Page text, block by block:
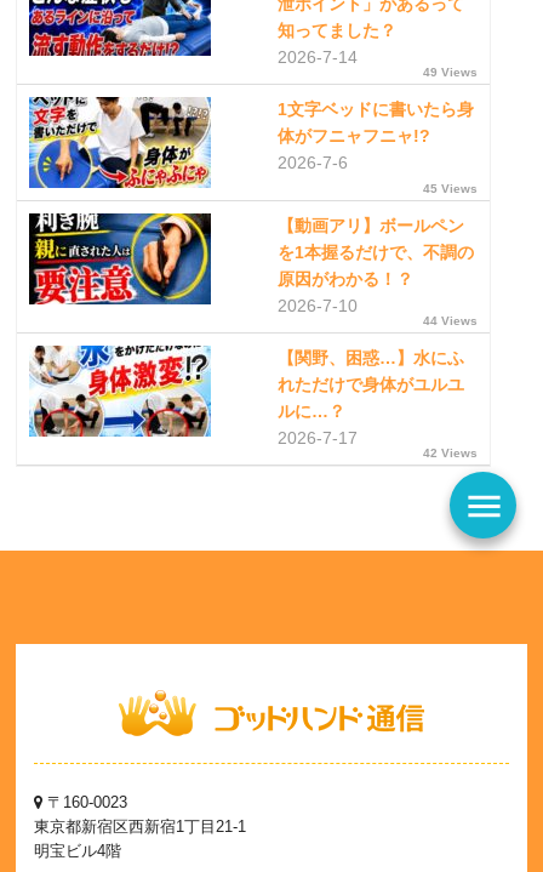
泄ポイント」があるって
知ってました？
2026-7-14
49 Views
1文字ベッドに書いたら身
体がフニャフニャ!?
2026-7-6
45 Views
【動画アリ】ボールペン
を1本握るだけで、不調の
原因がわかる！？
2026-7-10
44 Views
【関野、困惑…】水にふ
れただけで身体がユルユ
ルに…？
2026-7-17
42 Views
menu
〒160-0023
東京都新宿区西新宿1丁目21-1
明宝ビル4階